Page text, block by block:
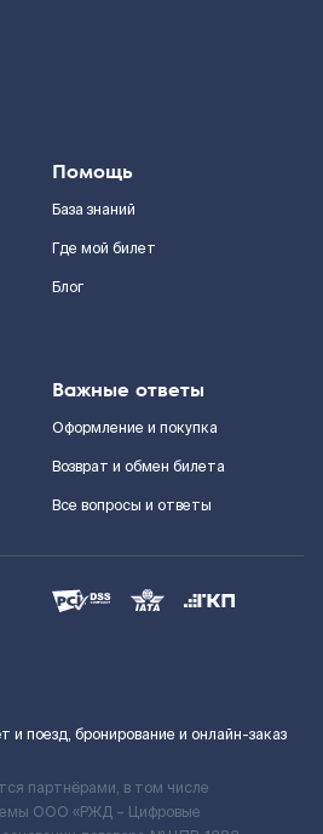
Помощь
База знаний
Где мой билет
Блог
Важные ответы
Оформление и покупка
Возврат и обмен билета
Все вопросы и ответы
поезд, бронирование и онлайн-заказ
партнёрами, в том числе
ООО «РЖД – Цифровые